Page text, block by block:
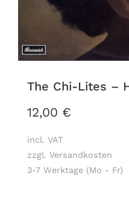
The Chi-Lites –
12,00 €
incl. VAT
zzgl. Versandkosten
3-7 Werktage (Mo - Fr)